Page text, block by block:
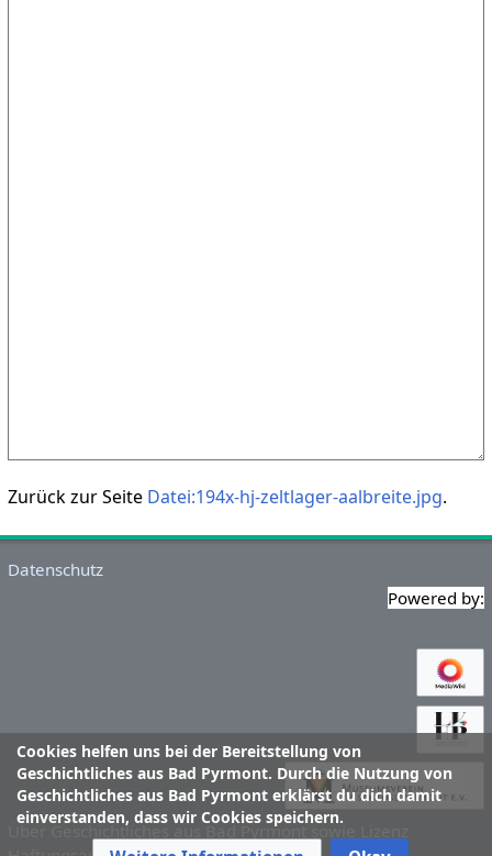
Zurück zur Seite Datei:194x-hj-zeltlager-aalbreite.jpg.
Cookies helfen uns bei der Bereitstellung von
Geschichtliches aus Bad Pyrmont. Durch die Nutzung von
Geschichtliches aus Bad Pyrmont erklärst du dich damit
einverstanden, dass wir Cookies speichern.
Powered by:
Datenschutz
Über Geschichtliches aus Bad Pyrmont sowie Lizenz